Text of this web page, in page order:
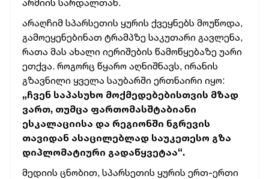
არმიის სარდალთან.
არაღჩიმ სპარსეთის ყურის ქვეყნებს მოუწოდა,
გამოეყენებინათ ტრამპზე საკუთარი გავლენა,
რათა მას ახალი იერიშების წამოწყებაზე უარი
ეთქვა. როგორც წყარო აღნიშნავს, ირანის
გზავნილი ყველა საუბარში ერთნაირი იყო:
„ჩვენ საპასუხო მოქმედებებისთვის მზად
ვართ, თუმცა ფართომასშტაბიანი
ესკალაციისა და რეგიონში ნგრევის
თავიდან ასაცილებლად საუკეთესო გზა
დიპლომატიური გადაწყვეტაა“.
მედიის ცნობით, სპარსეთის ყურის ერთ-ერთი